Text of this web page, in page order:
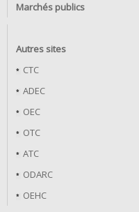
Marchés publics
Autres sites
CTC
ADEC
OEC
OTC
ATC
ODARC
OEHC